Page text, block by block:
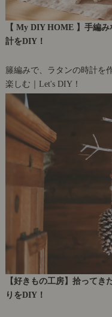
【 My DIY HOME 】手編
計をDIY！
籐編みで、ラタンの時計を
楽しむ｜Let's DIY！
【好きもの工房】拾って
りをDIY！